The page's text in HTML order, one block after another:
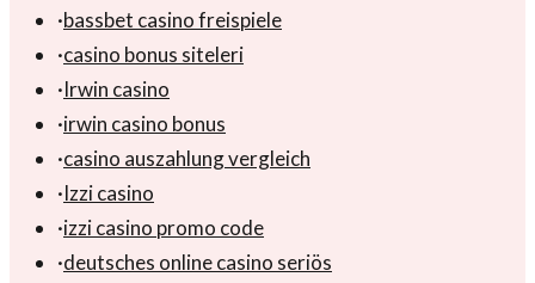
·bassbet casino freispiele
·casino bonus siteleri
·Irwin casino
·irwin casino bonus
·casino auszahlung vergleich
·Izzi casino
·izzi casino promo code
·deutsches online casino seriös